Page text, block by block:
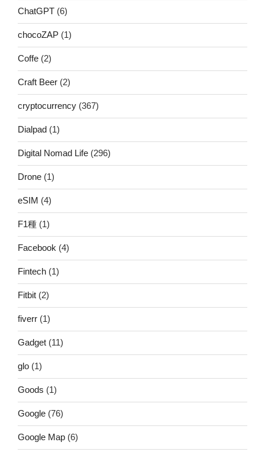
ChatGPT (6)
chocoZAP (1)
Coffe (2)
Craft Beer (2)
cryptocurrency (367)
Dialpad (1)
Digital Nomad Life (296)
Drone (1)
eSIM (4)
F1種 (1)
Facebook (4)
Fintech (1)
Fitbit (2)
fiverr (1)
Gadget (11)
glo (1)
Goods (1)
Google (76)
Google Map (6)